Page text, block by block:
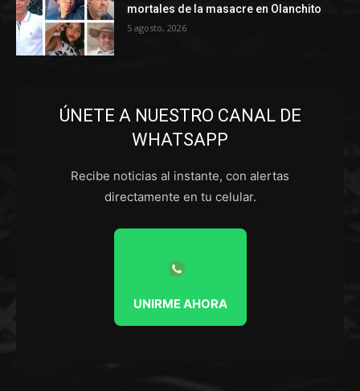
mortales de la masacre en Olanchito
5 agosto, 2026
ÚNETE A NUESTRO CANAL DE
WHATSAPP
Recibe noticias al instante, con alertas
directamente en tu celular.
UNIRME AHORA